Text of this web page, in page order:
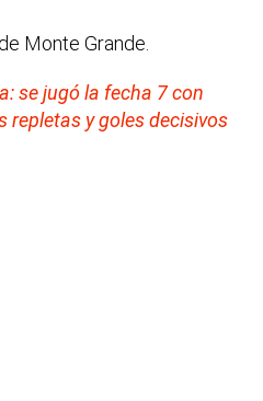
Monte Grande.
se jugó la fecha 7 con
repletas y goles decisivos